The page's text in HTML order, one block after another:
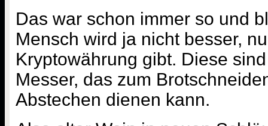
Das war schon immer so und
Mensch wird ja nicht besser,
Kryptowährung gibt. Diese
Messer, das zum
Abstechen dienen kann.